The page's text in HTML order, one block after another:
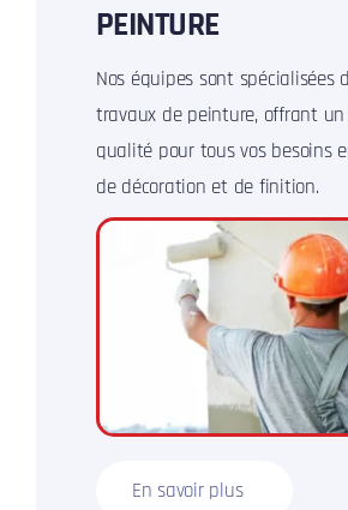
PEINTURE
Nos équipes sont spécialisées
travaux de peinture, offrant un
qualité pour tous vos besoins
de décoration et de finition.
En savoir plus